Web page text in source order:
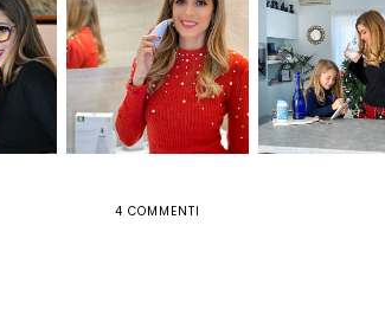
ANTI
VI PRESENTO DUE
NOVITÀ BEAUTY
TROVATE SU AMAZON
LAUNCHPAD
COME
STRESS E
GRAZIE A
SUPREMO
4 COMMENTI